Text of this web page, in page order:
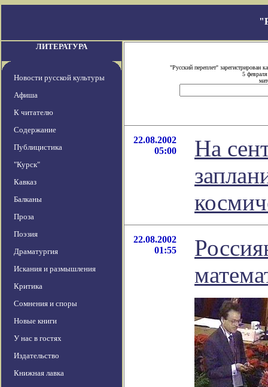
ЛИТЕРАТУРА
Новости русской культуры
Афиша
К читателю
Содержание
Публицистика
"Курск"
Кавказ
Балканы
Проза
Поэзия
Драматургия
Искания и размышления
Критика
Сомнения и споры
Новые книги
У нас в гостях
Издательство
Книжная лавка
"Русский переплет"
5
22.08.2002
05:00
На
22.08.2002
01:55